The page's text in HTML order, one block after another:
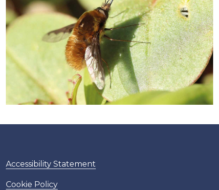
Accessibility Statement
Cookie Policy